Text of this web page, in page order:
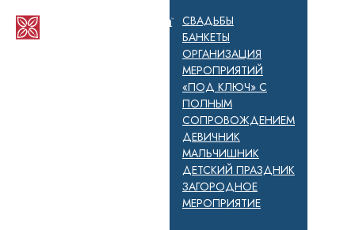
СВАДЬБЫ
БАНКЕТЫ
ОРГАНИЗАЦИЯ
МЕРОПРИЯТИЙ
«ПОД КЛЮЧ» С
ПОЛНЫМ
СОПРОВОЖДЕНИЕМ
ДЕВИЧНИК
МАЛЬЧИШНИК
ДЕТСКИЙ ПРАЗДНИК
ЗАГОРОДНОЕ
МЕРОПРИЯТИЕ